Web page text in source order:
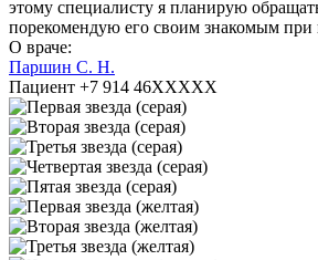
этому специалисту я планирую
порекомендую его своим знакомым при
О враче:
Паршин С. Н.
Пациент +7 914 46XXXXX